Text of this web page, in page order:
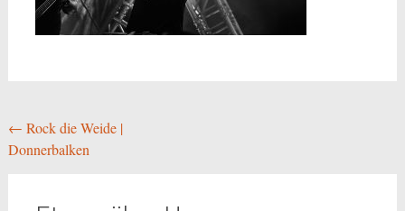
Beitragsnavigation
← Rock die Weide |
Donnerbalken